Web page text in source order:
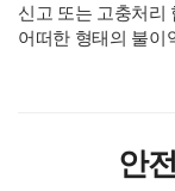
신고 또는 고충처리
어떠한 형태의 불이
안